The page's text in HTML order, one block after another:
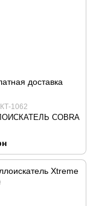
1062
COBRA